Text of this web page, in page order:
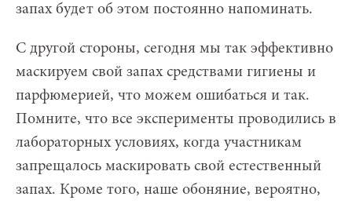
запах будет об этом постоянно напоминать.
С другой стороны, сегодня мы так эффективно
маскируем свой запах средствами гигиены и
парфюмерией, что можем ошибаться и так.
Помните, что все эксперименты проводились в
лабораторных условиях, когда участникам
запрещалось маскировать свой естественный
запах. Кроме того, наше обоняние, вероятно,